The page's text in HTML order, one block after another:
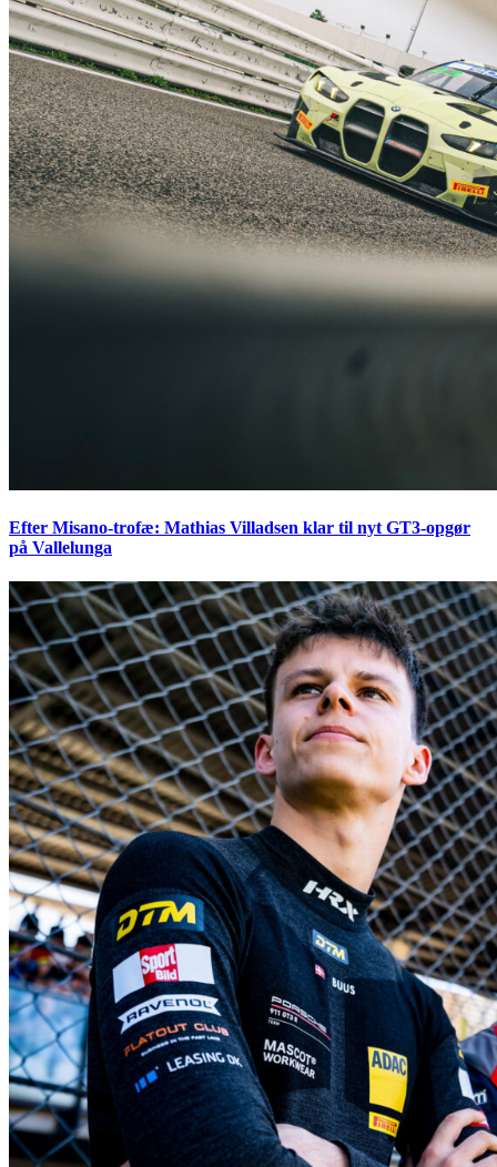
Efter Misano-trofæ: Mathias Villadsen klar til nyt GT3-opgør
på Vallelunga